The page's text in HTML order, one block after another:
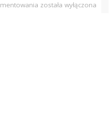
została wyłączona